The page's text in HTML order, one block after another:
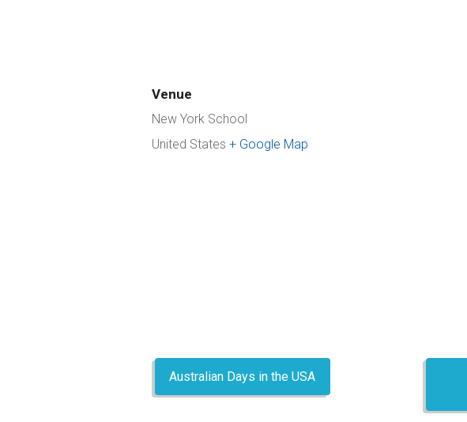
Venue
New York School
United States + Google Map
Australian Days in the USA